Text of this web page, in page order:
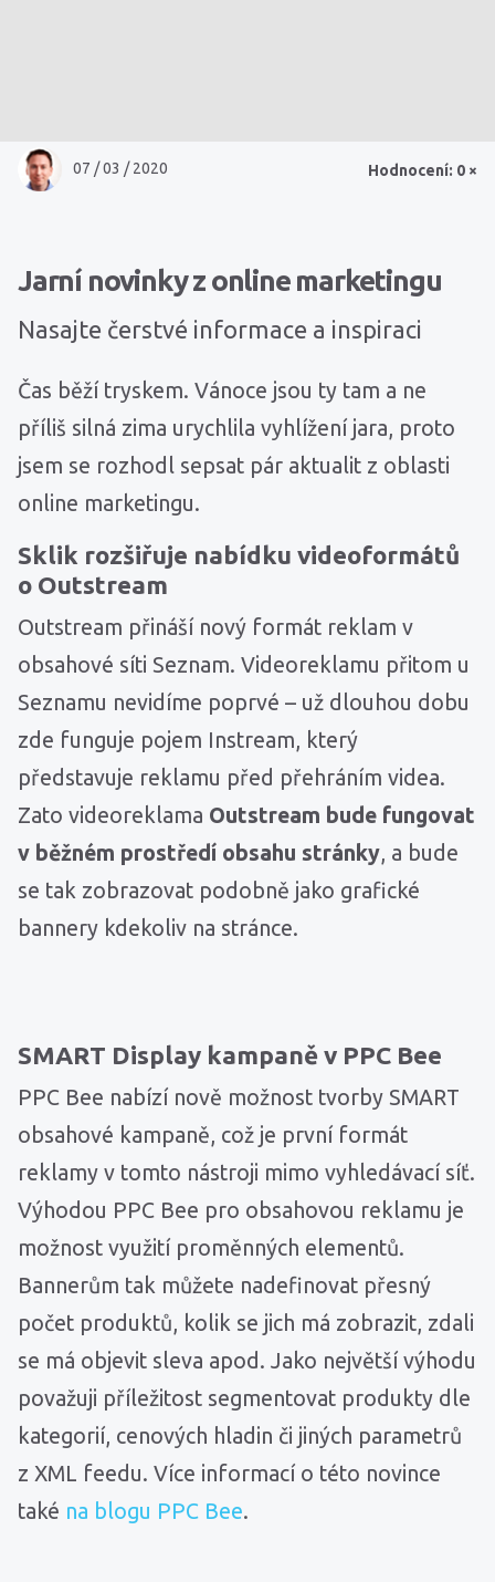
07 / 03 / 2020 Hodnocení: 0 ×
Jarní novinky z online marketingu
Nasajte čerstvé informace a inspiraci
Čas běží tryskem. Vánoce jsou ty tam a ne
příliš silná zima urychlila vyhlížení jara, proto
jsem se rozhodl sepsat pár aktualit z oblasti
online marketingu.
Sklik rozšiřuje nabídku videoformátů
o Outstream
Outstream přináší nový formát reklam v
obsahové síti Seznam. Videoreklamu přitom u
Seznamu nevidíme poprvé – už dlouhou dobu
zde funguje pojem Instream, který
představuje reklamu před přehráním videa.
Zato videoreklama Outstream bude fungovat
v běžném prostředí obsahu stránky, a bude
se tak zobrazovat podobně jako grafické
bannery kdekoliv na stránce.
SMART Display kampaně v PPC Bee
PPC Bee nabízí nově možnost tvorby SMART
obsahové kampaně, což je první formát
reklamy v tomto nástroji mimo vyhledávací síť.
Výhodou PPC Bee pro obsahovou reklamu je
možnost využití proměnných elementů.
Bannerům tak můžete nadefinovat přesný
počet produktů, kolik se jich má zobrazit, zdali
se má objevit sleva apod. Jako největší výhodu
považuji příležitost segmentovat produkty dle
kategorií, cenových hladin či jiných parametrů
z XML feedu. Více informací o této novince
také na blogu PPC Bee.